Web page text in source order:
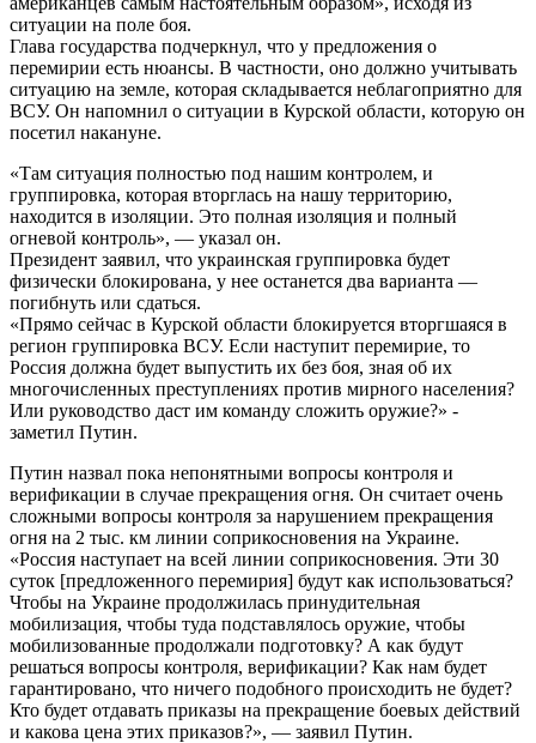
ситуации на поле боя.
Глава государства подчеркнул, что у предложения о
перемирии есть нюансы. В частности, оно должно учитывать
ситуацию на земле, которая складывается неблагоприятно для
ВСУ. Он напомнил о ситуации в Курской области, которую он
посетил накануне.
«Там ситуация полностью под нашим контролем, и
группировка, которая вторглась на нашу территорию,
находится в изоляции. Это полная изоляция и полный
огневой контроль», — указал он.
Президент заявил, что украинская группировка будет
физически блокирована, у нее останется два варианта —
погибнуть или сдаться.
«Прямо сейчас в Курской области блокируется вторгшаяся в
регион группировка ВСУ. Если наступит перемирие, то
Россия должна будет выпустить их без боя, зная об их
многочисленных преступлениях против мирного населения?
Или руководство даст им команду сложить оружие?» -
заметил Путин.
Путин назвал пока непонятными вопросы контроля и
верификации в случае прекращения огня. Он считает очень
сложными вопросы контроля за нарушением прекращения
огня на 2 тыс. км линии соприкосновения на Украине.
«Россия наступает на всей линии соприкосновения. Эти 30
суток [предложенного перемирия] будут как использоваться?
Чтобы на Украине продолжилась принудительная
мобилизация, чтобы туда подставлялось оружие, чтобы
мобилизованные продолжали подготовку? А как будут
решаться вопросы контроля, верификации? Как нам будет
гарантировано, что ничего подобного происходить не будет?
Кто будет отдавать приказы на прекращение боевых действий
и какова цена этих приказов?», — заявил Путин.